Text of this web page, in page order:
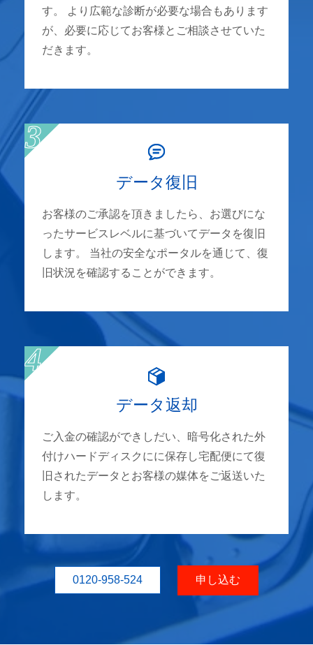
す。 より広範な診断が必要な場合もあります
が、必要に応じてお客様とご相談させていた
だきます。
データ復旧
お客様のご承認を頂きましたら、お選びにな
ったサービスレベルに基づいてデータを復旧
します。 当社の安全なポータルを通じて、復
旧状況を確認することができます。
データ返却
ご入金の確認ができしだい、暗号化された外
付けハードディスクにに保存し宅配便にて復
旧されたデータとお客様の媒体をご返送いた
します。
0120-958-524 申し込む